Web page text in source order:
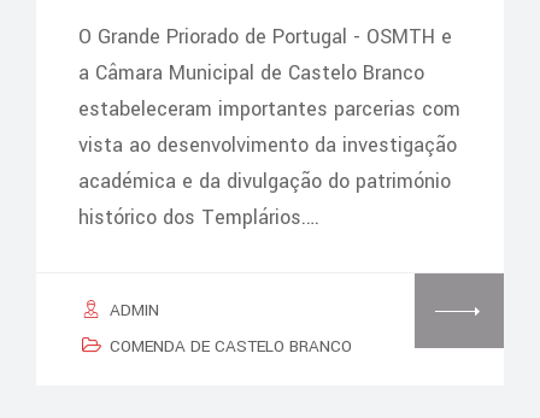
O Grande Priorado de Portugal - OSMTH e
a Câmara Municipal de Castelo Branco
estabeleceram importantes parcerias com
vista ao desenvolvimento da investigação
académica e da divulgação do património
histórico dos Templários.…
ADMIN
COMENDA DE CASTELO BRANCO